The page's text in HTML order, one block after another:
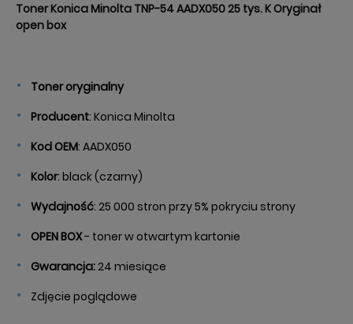
Toner Konica Minolta TNP-54 AADX050 25 tys. K Oryginał
open box
Toner oryginalny
Producent: Konica Minolta
Kod OEM: AADX050
Kolor: black (czarny)
Wydajność: 25 000 stron przy 5% pokryciu strony
OPEN BOX- toner w otwartym kartonie
Gwarancja:24 miesiące
Zdjęcie poglądowe